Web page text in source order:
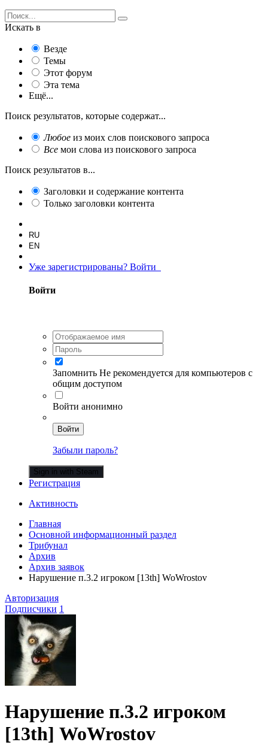
Искать в
Везде
Темы
Этот форум
Эта тема
Ещё...
Поиск результатов, которые содержат...
Любое из моих слов поискового запроса
Все мои слова из поискового запроса
Поиск результатов в...
Заголовки и содержание контента
Только заголовки контента
RU
EN
Уже зарегистрированы? Войти
Войти
Запомнить Не рекомендуется для компьютеров с
общим доступом
Войти анонимно
Войти
Забыли пароль?
Sign in with Steam
Регистрация
Активность
Главная
Основной информационный раздел
Трибунал
Архив
Архив заявок
Нарушение п.3.2 игроком [13th] WoWrostov
Авторизация
Подписчики 1
Нарушение п.3.2 игроком
[13th] WoWrostov